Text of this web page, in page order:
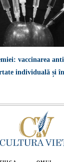
vaccinarea
individuală și